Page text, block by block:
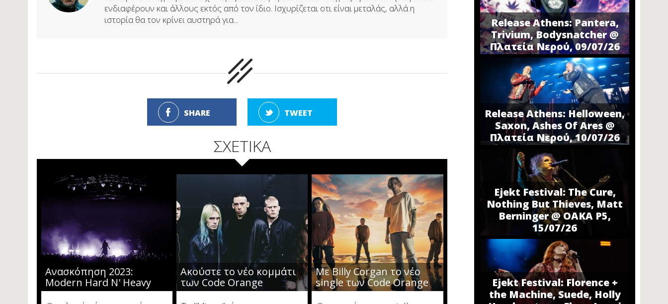
ενδιαφέρουν και άλλους εκτός από τον ίδιο. Ισχυρίζεται οτι είναι μεταλάς, αλλά η
ιστορία θα τον κρίνει αυστηρά για...
SHARE TWEET
ΣΧΕΤΙΚΑ
Ανασκόπηση 2023:
Modern Hard N' Heavy
Ακούστε το νέο κομμάτι
των Code Orange
Με Billy Corgan το νέο
single των Code Orange
Release Athens: Pantera,
Trivium, Bodysnatcher @
Πλατεία Νερού, 09/07/26
Release Athens: Helloween,
Saxon, Ashes Of Ares @
Πλατεία Νερού, 10/07/26
Ejekt Festival: The Cure,
Nothing But Thieves, Matt
Berninger @ ΟΑΚΑ P5,
15/07/26
Ejekt Festival: Florence +
the Machine, Suede, Holly